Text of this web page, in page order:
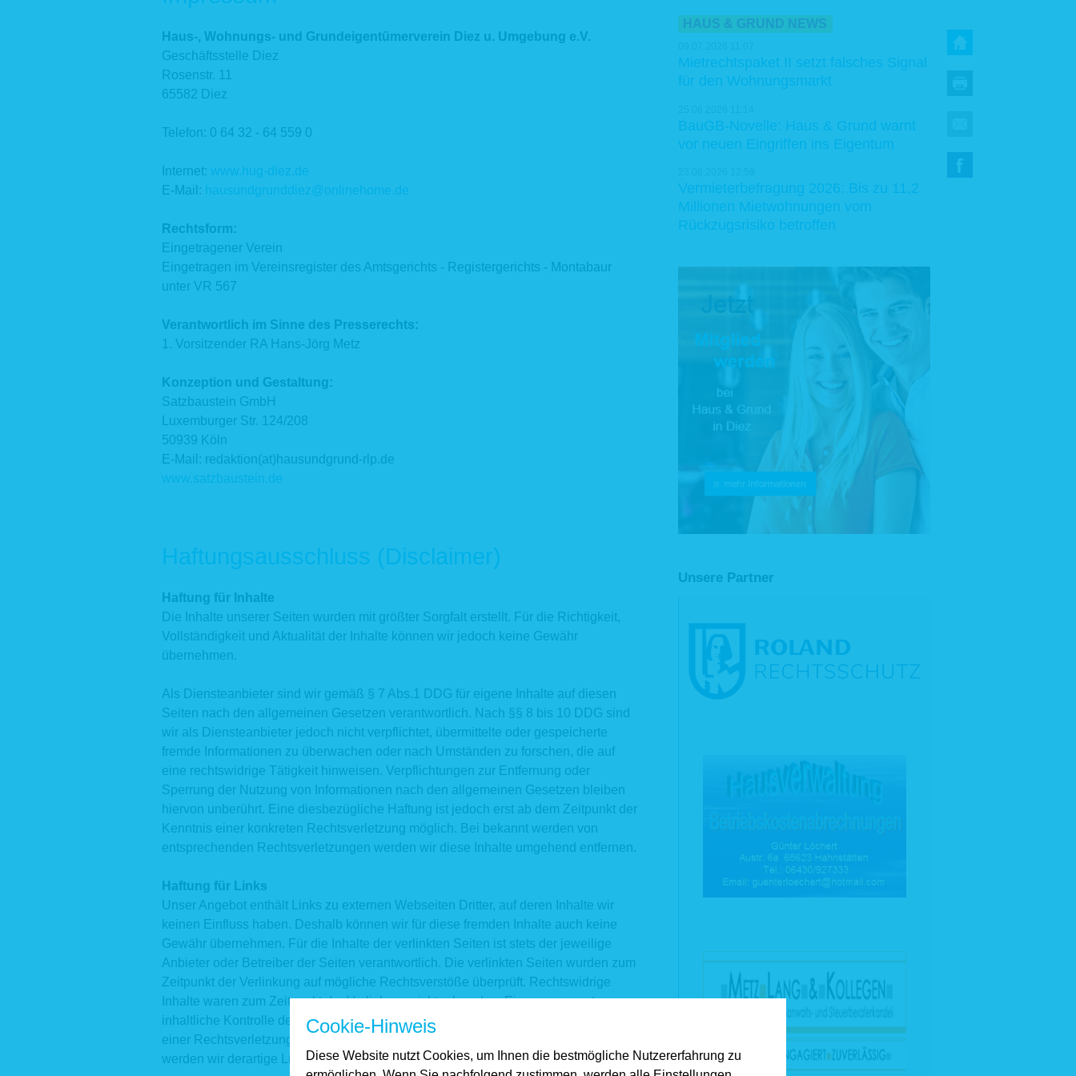
Haus-, Wohnungs- und Grundeigentümerverein Diez u. Umgebung e.V.
Geschäftsstelle Diez
Rosenstr. 11
65582 Diez
Telefon: 0 64 32 - 64 559 0
Internet: www.hug-diez.de
E-Mail: hausundgrunddiez@onlinehome.de
Rechtsform:
Eingetragener Verein
Eingetragen im Vereinsregister des Amtsgerichts - Registergerichts - Montabaur
unter VR 567
Verantwortlich im Sinne des Presserechts:
1. Vorsitzender RA Hans-Jörg Metz
Konzeption und Gestaltung:
Satzbaustein GmbH
Luxemburger Str. 124/208
50939 Köln
E-Mail: redaktion(at)hausundgrund-rlp.de
www.satzbaustein.de
Haftungsausschluss (Disclaimer)
Haftung für Inhalte
Die Inhalte unserer Seiten wurden mit größter Sorgfalt erstellt. Für die Richtigkeit,
Vollständigkeit und Aktualität der Inhalte können wir jedoch keine Gewähr
übernehmen.
Als Diensteanbieter sind wir gemäß § 7 Abs.1 DDG für eigene Inhalte auf diesen
Seiten nach den allgemeinen Gesetzen verantwortlich. Nach §§ 8 bis 10 DDG sind
wir als Diensteanbieter jedoch nicht verpflichtet, übermittelte oder gespeicherte
fremde Informationen zu überwachen oder nach Umständen zu forschen, die auf
eine rechtswidrige Tätigkeit hinweisen. Verpflichtungen zur Entfernung oder
Sperrung der Nutzung von Informationen nach den allgemeinen Gesetzen bleiben
hiervon unberührt. Eine diesbezügliche Haftung ist jedoch erst ab dem Zeitpunkt der
Kenntnis einer konkreten Rechtsverletzung möglich. Bei bekannt werden von
entsprechenden Rechtsverletzungen werden wir diese Inhalte umgehend entfernen.
Haftung für Links
Unser Angebot enthält Links zu externen Webseiten Dritter, auf deren Inhalte wir
keinen Einfluss haben. Deshalb können wir für diese fremden Inhalte auch keine
Gewähr übernehmen. Für die Inhalte der verlinkten Seiten ist stets der jeweilige
Anbieter oder Betreiber der Seiten verantwortlich. Die verlinkten Seiten wurden zum
Zeitpunkt der Verlinkung auf mögliche Rechtsverstöße überprüft. Rechtswidrige
Inhalte waren zum Zeitpunkt der Verlinkung nicht erkennbar. Eine permanente
inhaltliche Kontrolle der verlinkten Seiten ist jedoch ohne konkrete Anhaltspunkte
einer Rechtsverletzung nicht zumutbar. Bei Bekanntwerden von Rechtsverletzungen
werden wir derartige Links umgehend entfernen.
HAUS & GRUND NEWS
Mietrechtspaket II setzt falsches Signal
für den Wohnungsmarkt
BauGB-Novelle: Haus & Grund warnt
vor neuen Eingriffen ins Eigentum
Vermieterbefragung 2026: Bis zu 11,2
Millionen Mietwohnungen vom
Rückzugsrisiko betroffen
Unsere Partner
Cookie-Hinweis
Diese Website nutzt Cookies, um Ihnen die bestmögliche Nutzererfahrung zu